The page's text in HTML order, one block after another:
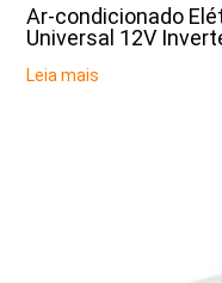
Ar-condicionado
Universal 12V
Leia mais